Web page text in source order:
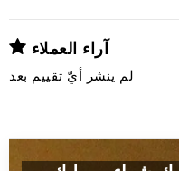
آراء العملاء
لم ينشر أيّ تقييم بعد